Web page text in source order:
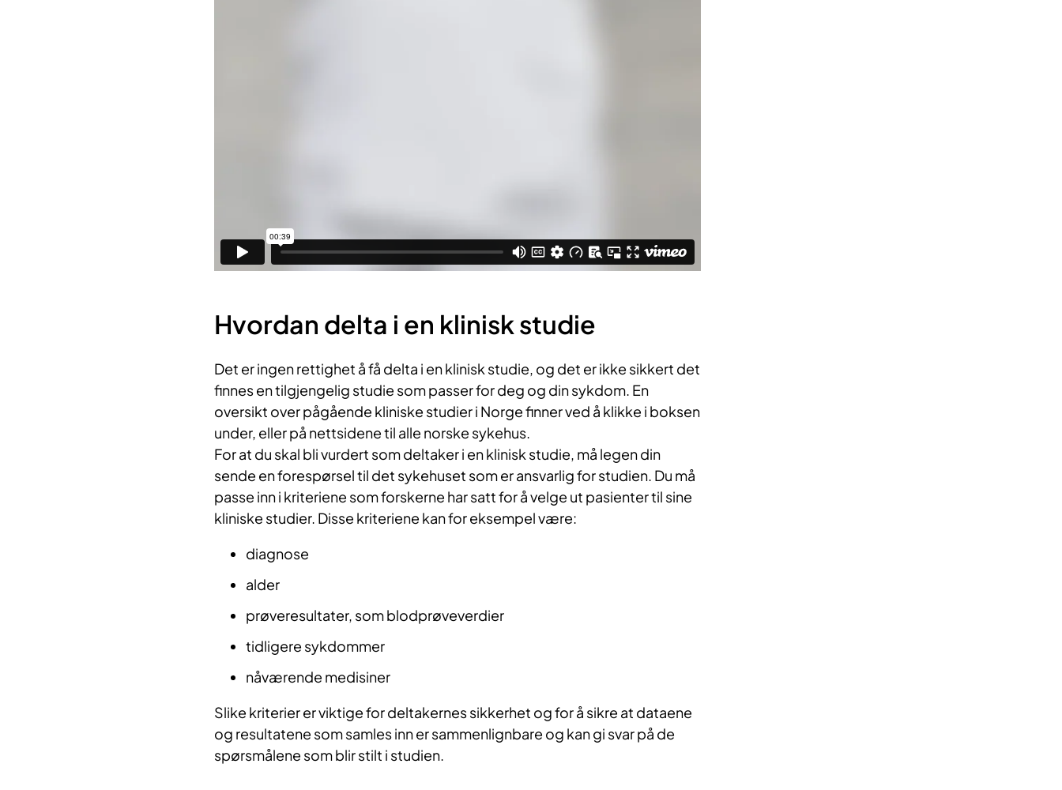
Hvordan delta i en klinisk studie
Det er ingen rettighet å få delta i en klinisk studie, og det er ikke sikkert det
finnes en tilgjengelig studie som passer for deg og din sykdom. En
oversikt over pågående kliniske studier i Norge finner ved å klikke i boksen
under, eller på nettsidene til alle norske sykehus.
For at du skal bli vurdert som deltaker i en klinisk studie, må legen din
sende en forespørsel til det sykehuset som er ansvarlig for studien. Du må
passe inn i kriteriene som forskerne har satt for å velge ut pasienter til sine
kliniske studier. Disse kriteriene kan for eksempel være:
diagnose
alder
prøveresultater, som blodprøveverdier
tidligere sykdommer
nåværende medisiner
Slike kriterier er viktige for deltakernes sikkerhet og for å sikre at dataene
og resultatene som samles inn er sammenlignbare og kan gi svar på de
spørsmålene som blir stilt i studien.